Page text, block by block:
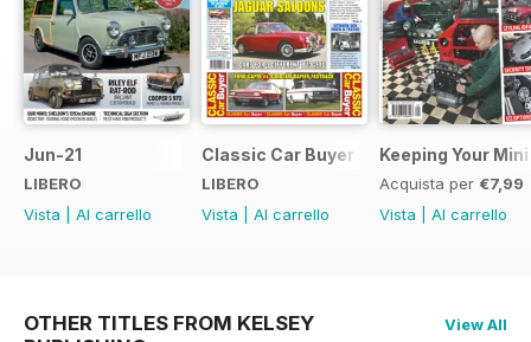
Jun-21
LIBERO
Vista
Al carrello
Classic Car Buyer Free Issue
LIBERO
Vista
Al carrello
Keeping Your
Acquista per €7,99
Vista
Al carrello
OTHER TITLES FROM KELSEY
View All